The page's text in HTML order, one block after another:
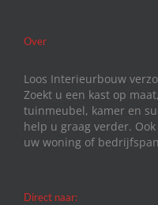
Over
Loos Interieurbouw
Zoekt u een kast op
tuinmeubel, kamer en
help u graag verder.
uw woning of
Direct naar: